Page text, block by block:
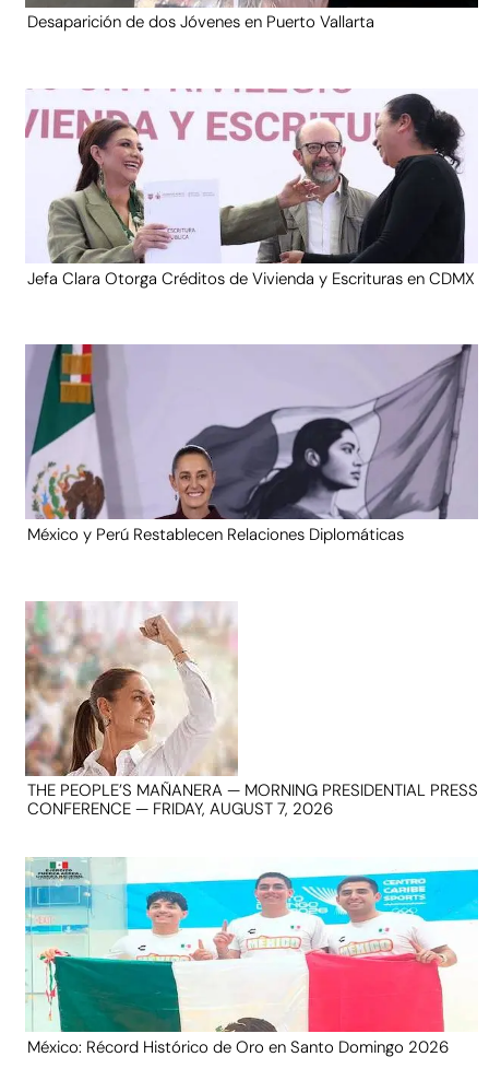
Desaparición de dos Jóvenes en Puerto Vallarta
Jefa Clara Otorga Créditos de Vivienda y Escrituras en CDMX
México y Perú Restablecen Relaciones Diplomáticas
THE PEOPLE’S MAÑANERA — MORNING PRESIDENTIAL PRESS
CONFERENCE — FRIDAY, AUGUST 7, 2026
México: Récord Histórico de Oro en Santo Domingo 2026